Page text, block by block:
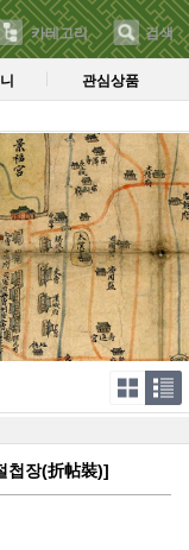
카테고리 검색
관심상품
첩장(折帖裝)]